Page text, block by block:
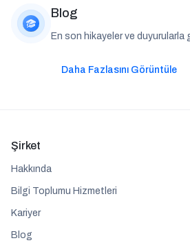
Blog
En son hikayeler ve duyurularla
Daha Fazlasını Görüntüle
Şirket
Hakkında
Bilgi Toplumu Hizmetleri
Kariyer
Blog